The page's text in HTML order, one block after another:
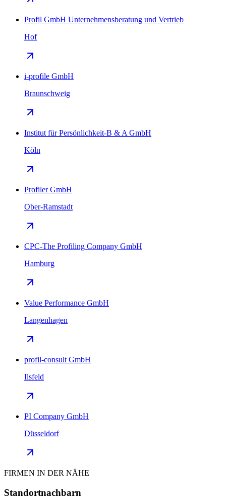
Profil GmbH Unternehmensberatung und Vertrieb
Hof
i-profile GmbH
Braunschweig
Institut für Persönlichkeit-B & A GmbH
Köln
Profiler GmbH
Ober-Ramstadt
CPC-The Profiling Company GmbH
Hamburg
Value Performance GmbH
Langenhagen
profil-consult GmbH
Ilsfeld
PI Company GmbH
Düsseldorf
FIRMEN IN DER NÄHE
Standortnachbarn